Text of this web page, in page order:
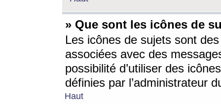
» Que sont les icônes de
Les icônes de sujets sont
associées avec des
possibilité d’utiliser des
définies par l’administrateur
Haut